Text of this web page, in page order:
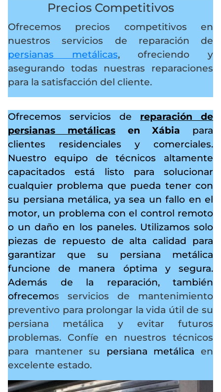
Precios Competitivos
Ofrecemos precios competitivos en
nuestros servicios de reparación de
persianas metálicas, ofreciendo y
asegurando todas nuestras reparaciones
para la satisfacción del cliente.
Ofrecemos servicios de reparación de
persianas metálicasen Xábia para
clientes residenciales y comerciales.
Nuestro equipo de técnicos altamente
capacitados está listo para solucionar
cualquier problema que pueda tener con
su persiana metálica, ya sea un fallo en el
motor, un problema con el control remoto
o un daño en los paneles. Utilizamos solo
piezas de repuesto de alta calidad para
garantizar que su persiana metálica
funcione de manera óptima y segura.
Además de la reparación, también
ofrecemos servicios de mantenimiento
preventivo para prolongar la vida útil de su
persiana metálica y evitar futuros
problemas. Confíe en nuestros técnicos
para mantener su persiana metálica en
excelente estado.